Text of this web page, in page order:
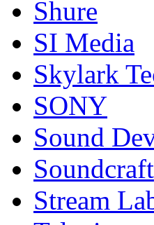
Shure
SI Media
Skylark
SONY
Sound
Soundcraft
Stream